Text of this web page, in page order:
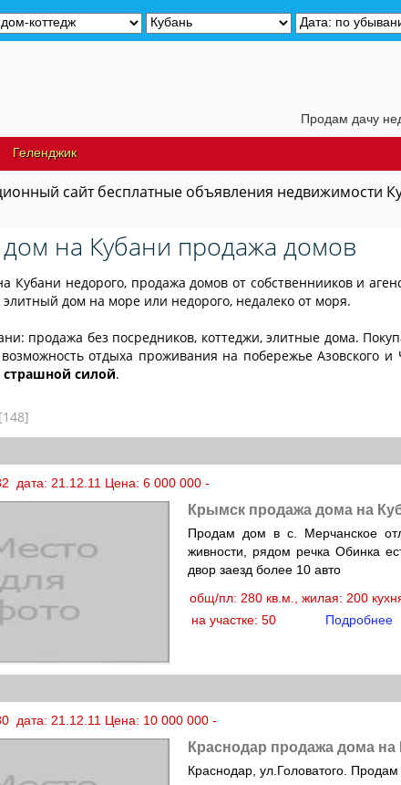
сайт бесплатные объявления недвижимости
дом на Кубани продажа домов
Кубани недорого, продажа домов от собственнииков и
элитный дом на море или недорого, недалеко от моря.
продажа без посредников, коттеджи, элитные дома.
отдыха проживания на побережье Азовского и
страшной силой.
[148]
дата: 21.12.11 Цена: 6 000 000 -
Крымск продажа дома на
Продам дом в с. Мерчанское
живности, рядом речка Обинка
двор заезд более 10 авто
общ/пл: 280 кв.м., жилая: 200
на участке: 50
Подробнее
дата: 21.12.11 Цена: 10 000 000 -
Краснодар продажа дома на
Краснодар, ул.Головатого.
Геленджик
Продам дачу недалеко от